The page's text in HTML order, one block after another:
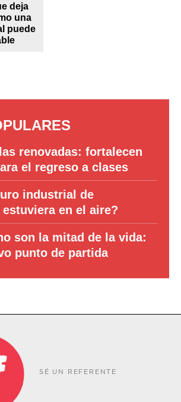
deja
una
puede
renovadas: fortalecen
el regreso a clases
industrial de
en el aire?
son la mitad de la vida:
punto de partida
SÉ UN REFERENTE